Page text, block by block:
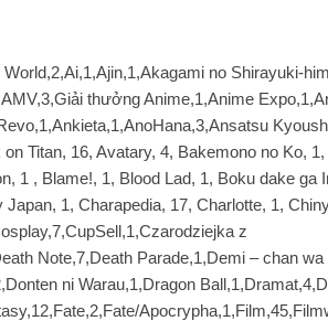
no Shirayuki-
thưởng Anime,1,Anime
Titan, 16, Avatary, 4, Bakemono no Ko,
1 , Blame!, 1, Blood Lad, 1, Boku dake ga
1, Charapedia, 17, Charlotte, 1,
z
Note,7,Death Parade,1,Demi – chan
ni Warau,1,Dragon